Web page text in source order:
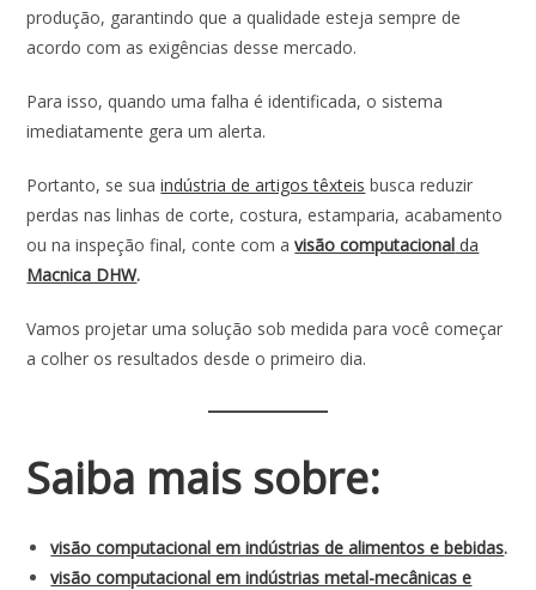
produção, garantindo que a qualidade esteja sempre de
acordo com as exigências desse mercado.
Para isso, quando uma falha é identificada, o sistema
imediatamente gera um alerta.
Portanto, se suaindústria de artigos têxteis busca reduzir
perdas nas linhas de corte, costura, estamparia, acabamento
ou na inspeção final, conte com avisão computacional da
Macnica DHW.
Vamos projetar uma solução sob medida para você começar
a colher os resultados desde o primeiro dia.
Saiba mais sobre:
visão computacional em indústrias de alimentos e bebidas.
visão computacional em indústrias metal-mecânicas e